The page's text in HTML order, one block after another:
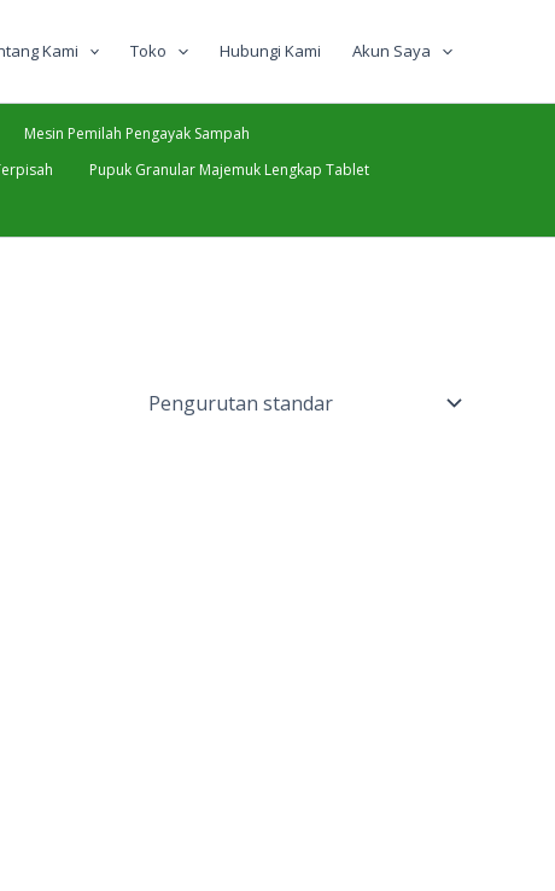
Kami Toko Hubungi Kami Akun Saya
Mesin Pemilah Pengayak Sampah
Pupuk Granular Majemuk Lengkap Tablet